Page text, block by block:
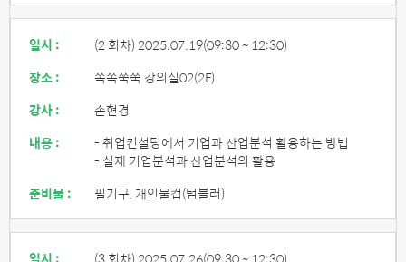
일시 : (2 회차) 2025.07.19(09:30 ~ 12:30)
장소 :
쏙쏙쑥쑥 강의실02(2F)
강사 :
손현경
내용 :
- 취업컨설팅에서 기업과 산업분석 활용하는 방법
- 실제 기업분석과 산업분석의 활용
준비물 :
필기구, 개인물컵(텀블러)